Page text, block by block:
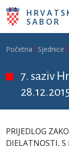
Skoči na glavni
SABOR
Početna Sjednice
7. saziv
PRIJEDLOG
DJELATNOSTI,